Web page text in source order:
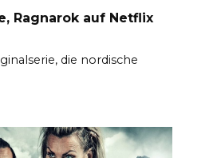
Ragnarok auf Netflix
die nordische